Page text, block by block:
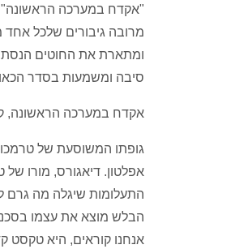
"אקדח במערכה הראשונה"
מרובה גיבורים שלכל
ומתארת את החוטים
סיבה ומשמעות בסדר
אקדח במערכה הראשונה, קייט
גופתו המשוסעת של
אפלטון. דיאגורס, מורו
התעלומות שיגלה מה גרם
הבלש מוצא את עצמו
אנחנו קוראים, היא טקסט